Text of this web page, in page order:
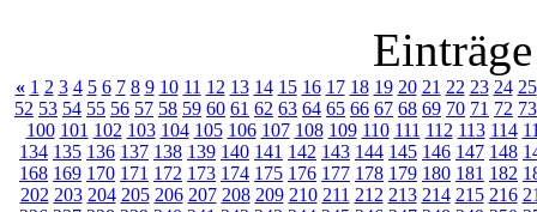
« 1 2 3 4 5 6 7 8 9 10 11 12 13 14 15 16 17 18 19 20 21 22 23 24 25
52 53 54 55 56 57 58 59 60 61 62 63 64 65 66 67 68 69 70 71 72 73
100 101 102 103 104 105 106 107 108 109 110 111 112 113 114
134 135 136 137 138 139 140 141 142 143 144 145 146 147 148
168 169 170 171 172 173 174 175 176 177 178 179 180 181 182
202 203 204 205 206 207 208 209 210 211 212 213 214 215 216